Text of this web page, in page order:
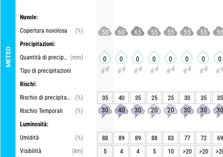
METEO
Nuvole:
Copertura nuvolosa
(%)
Precipitazioni:
Quantità di precipitazioni (mm)
Tipo di precipitazioni
Rischi:
Rischio di precipitazioni
(%)
Rischio Temporali
(%)
Luminosità:
Umidità
(%)
Visibilità
(km)
50 60 65 55 55 55 55 55
0 0 0 0 0 0 0 0
35 40 35 25 25 30 35 35
30 40 30 20 20 30 30 30
88 89 89 88 83 77 72
69
5
4 4 5 10 >20 >20